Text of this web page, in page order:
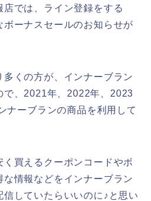
では、ライン登録をする
ボーナスセールのお知らせが
くの方が、インナーブラン
で、2021年、2022年、2023
ナーブランの商品を利用して
買えるクーポンコードやボ
情報などをインナーブラン
していたらいいのに♪と思い